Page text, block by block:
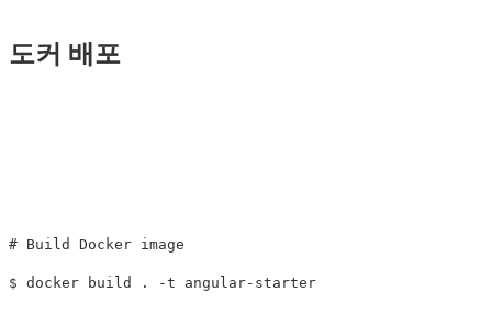
도커 배포
# Build Docker image
$ docker build . -t angular-starter